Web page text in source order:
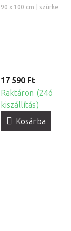
90 x 100 cm | szürke
17 590 Ft
Raktáron (24ó
kiszállítás)
Kosárba